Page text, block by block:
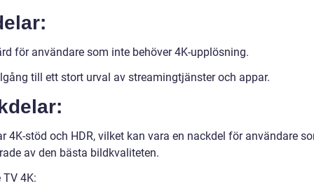
för användare som inte behöver 4K-upplösning.
till ett stort urval av streamingtjänster och appar.
4K-stöd och HDR, vilket kan vara en nackdel för användare
av den bästa bildkvaliteten.
TV 4K: